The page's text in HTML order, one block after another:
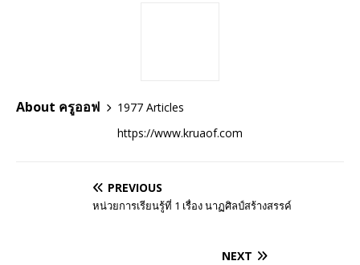
About ครูออฟ
1977 Articles
https://www.kruaof.com
PREVIOUS
หน่วยการเรียนรู้ที่ 1 เรื่อง นาฏศิลป์สร้างสรรค์
NEXT